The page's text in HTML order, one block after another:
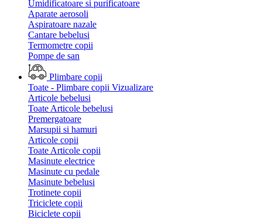
Umidificatoare si purificatoare
Aparate aerosoli
Aspiratoare nazale
Cantare bebelusi
Termometre copii
Pompe de san
Plimbare copii
Toate - Plimbare copii Vizualizare
Articole bebelusi
Toate Articole bebelusi
Premergatoare
Marsupii si hamuri
Articole copii
Toate Articole copii
Masinute electrice
Masinute cu pedale
Masinute bebelusi
Trotinete copii
Triciclete copii
Biciclete copii